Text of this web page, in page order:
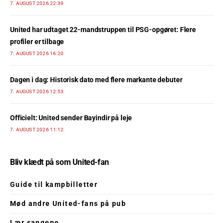
7. AUGUST 2026 22:39
United har udtaget 22-mandstruppen til PSG-opgøret: Flere
profiler er tilbage
7. AUGUST 2026 16:20
Dagen i dag: Historisk dato med flere markante debuter
7. AUGUST 2026 12:53
Officielt: United sender Bayindir på leje
7. AUGUST 2026 11:12
Bliv klædt på som United-fan
Guide til kampbilletter
Mød andre United-fans på pub